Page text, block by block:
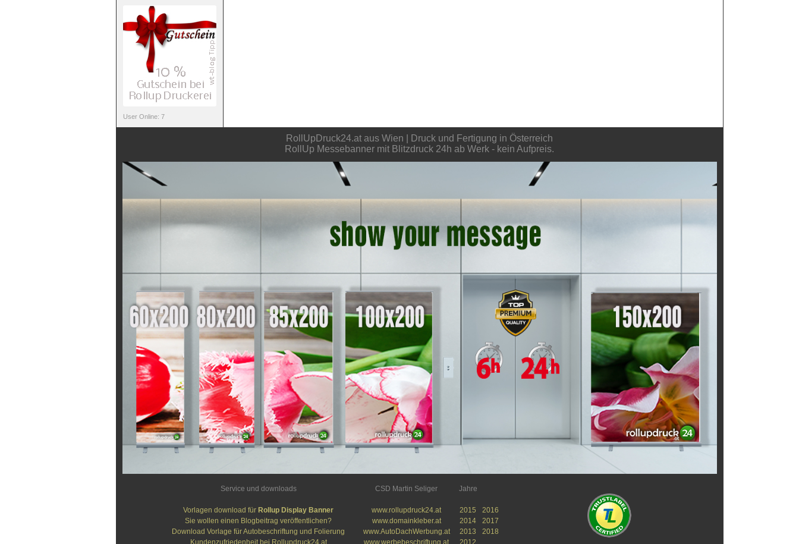
User Online: 7
RollUpDruck24.at aus Wien | Druck und Fertigung in Österreich
RollUp Messebanner mit Blitzdruck 24h ab Werk - kein Aufpreis.
Service und downloads CSD Martin Seliger Jahre
Vorlagen download für Rollup Display Banner www.rollupdruck24.at 2015
2016
Sie wollen einen Blogbeitrag veröffentlichen?
www.domainkleber.at 2014
2017
Download Vorlage für Autobeschriftung und Folierung
www.AutoDachWerbung.at 2013
2018
Kundenzufriedenheit bei Rollupdruck24.at
www.werbebeschriftung.at 2012